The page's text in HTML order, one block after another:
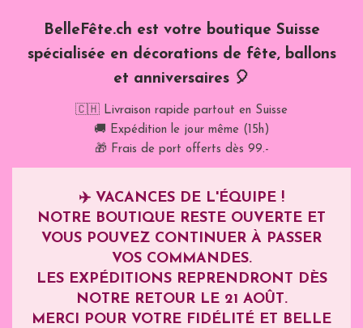
BelleFête.ch est votre boutique Suisse
spécialisée en décorations de fête, ballons
et anniversaires 🎈
🇨🇭 Livraison rapide partout en Suisse
🚚 Expédition le jour même (15h)
🎁 Frais de port offerts dès 99.-
✈️ VACANCES DE L'ÉQUIPE !
NOTRE BOUTIQUE RESTE OUVERTE ET
VOUS POUVEZ CONTINUER À PASSER
VOS COMMANDES.
LES EXPÉDITIONS REPRENDRONT DÈS
NOTRE RETOUR LE 21 AOÛT.
MERCI POUR VOTRE FIDÉLITÉ ET BELLE